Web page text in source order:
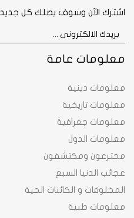
معلومات عامة
معلومات دينية
معلومات تاريخية
معلومات جغرافية
معلومات الدول
مخترعون ومكتشفون
عجائب الدنيا السبع
المخلوقات و الكائنات الحية
معلومات طبية
اشترك الآن وسوف يصلك كل جديد